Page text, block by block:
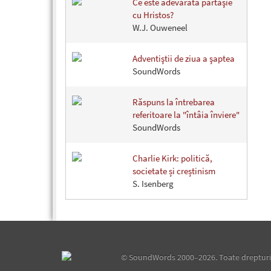
cu Hristos?
W.J. Ouweneel
Adventiştii de ziua a şaptea
SoundWords
Răspuns la întrebarea
referitoare la "întâia înviere"
SoundWords
Charlie Kirk: politică,
societate și creștinism
S. Isenberg
©SoundWords2000–2026. Toate